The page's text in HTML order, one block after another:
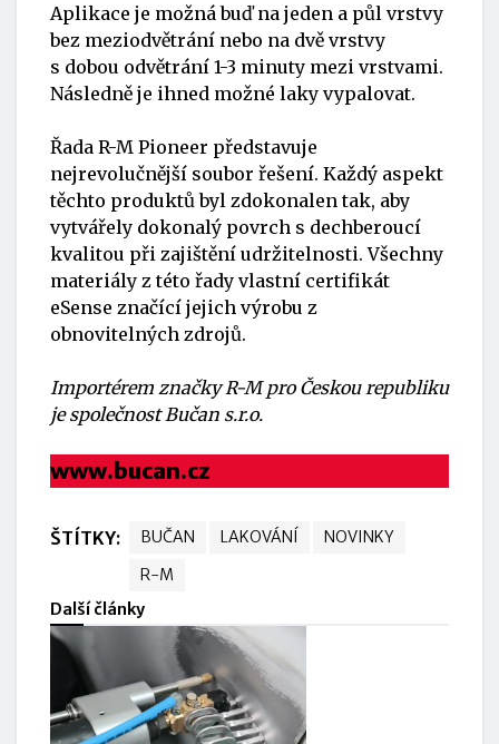
Aplikace je možná buď na jeden a půl vrstvy
bez meziodvětrání nebo na dvě vrstvy
s dobou odvětrání 1-3 minuty mezi vrstvami.
Následně je ihned možné laky vypalovat.
Řada R-M Pioneer představuje
nejrevolučnější soubor řešení. Každý aspekt
těchto produktů byl zdokonalen tak, aby
vytvářely dokonalý povrch s dechberoucí
kvalitou při zajištění udržitelnosti. Všechny
materiály z této řady vlastní certifikát
eSense značící jejich výrobu z
obnovitelných zdrojů.
Importérem značky R-M pro Českou republiku
je společnost Bučan s.r.o.
www.bucan.cz
ŠTÍTKY: BUČAN LAKOVÁNÍ
NOVINKY
R-M
Další články